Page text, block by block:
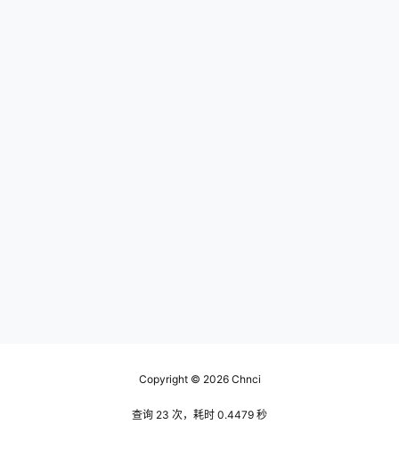
Copyright © 2026Chnci
查询 23 次，耗时 0.4479 秒